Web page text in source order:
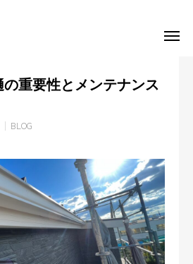
重要性とメンテナンス
BLOG